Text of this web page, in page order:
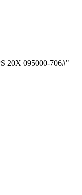
20X 095000-706#"